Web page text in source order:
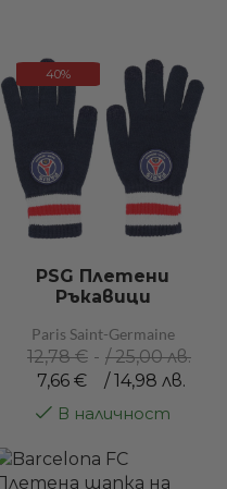
40%
PSG Плетени
Ръкавици
Paris Saint-Germaine
12,78€
/ 25,00 лв.
7,66 € / 14,98 лв.
В наличност